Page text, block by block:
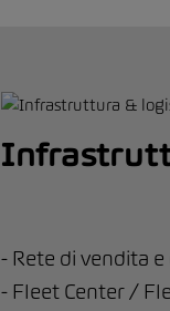
- Rete di vendita
- Fleet Center /